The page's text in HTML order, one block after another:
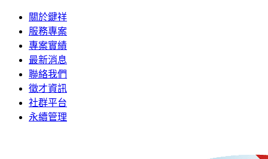
關於鍵祥
服務專案
專案實績
最新消息
聯絡我們
徵才資訊
社群平台
永續管理